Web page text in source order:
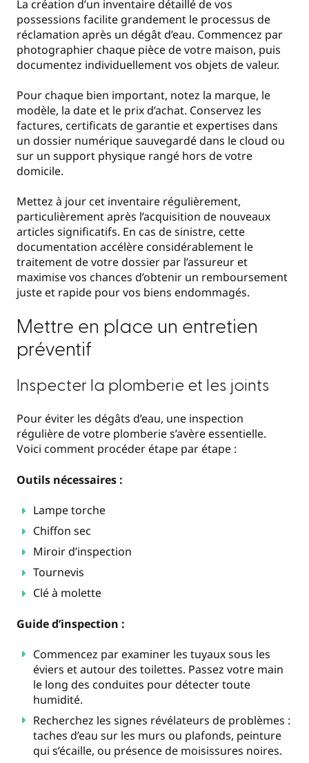
La création d’un inventaire détaillé de vos
possessions facilite grandement le processus de
réclamation après un dégât d’eau. Commencez par
photographier chaque pièce de votre maison, puis
documentez individuellement vos objets de valeur.
Pour chaque bien important, notez la marque, le
modèle, la date et le prix d’achat. Conservez les
factures, certificats de garantie et expertises dans
un dossier numérique sauvegardé dans le cloud ou
sur un support physique rangé hors de votre
domicile.
Mettez à jour cet inventaire régulièrement,
particulièrement après l’acquisition de nouveaux
articles significatifs. En cas de sinistre, cette
documentation accélère considérablement le
traitement de votre dossier par l’assureur et
maximise vos chances d’obtenir un remboursement
juste et rapide pour vos biens endommagés.
Mettre en place un entretien
préventif
Inspecter la plomberie et les joints
Pour éviter les dégâts d’eau, une inspection
régulière de votre plomberie s’avère essentielle.
Voici comment procéder étape par étape :
Outils nécessaires :
Lampe torche
Chiffon sec
Miroir d’inspection
Tournevis
Clé à molette
Guide d’inspection :
Commencez par examiner les tuyaux sous les
éviers et autour des toilettes. Passez votre main
le long des conduites pour détecter toute
humidité.
Recherchez les signes révélateurs de problèmes :
taches d’eau sur les murs ou plafonds, peinture
qui s’écaille, ou présence de moisissures noires.